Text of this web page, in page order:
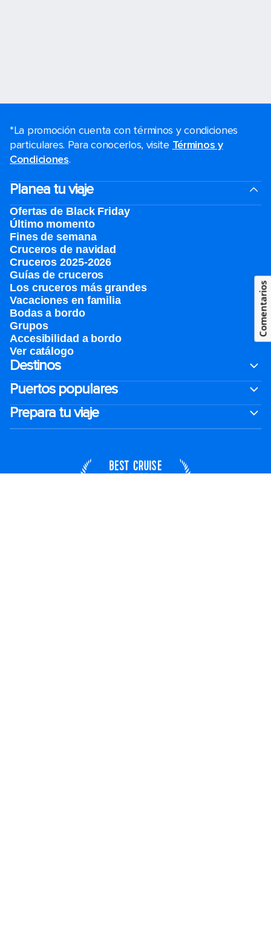
*La promoción cuenta con términos y condiciones
particulares. Para conocerlos, visite Términos y
Condiciones.
Planea tu viaje
Ofertas de Black Friday
Último momento
Fines de semana
Cruceros de navidad
Cruceros 2025-2026
Guías de cruceros
Los cruceros más grandes
Vacaciones en familia
Bodas a bordo
Grupos
Accesibilidad a bordo
Ver catálogo
Destinos
Puertos populares
Prepara tu viaje
Comentarios